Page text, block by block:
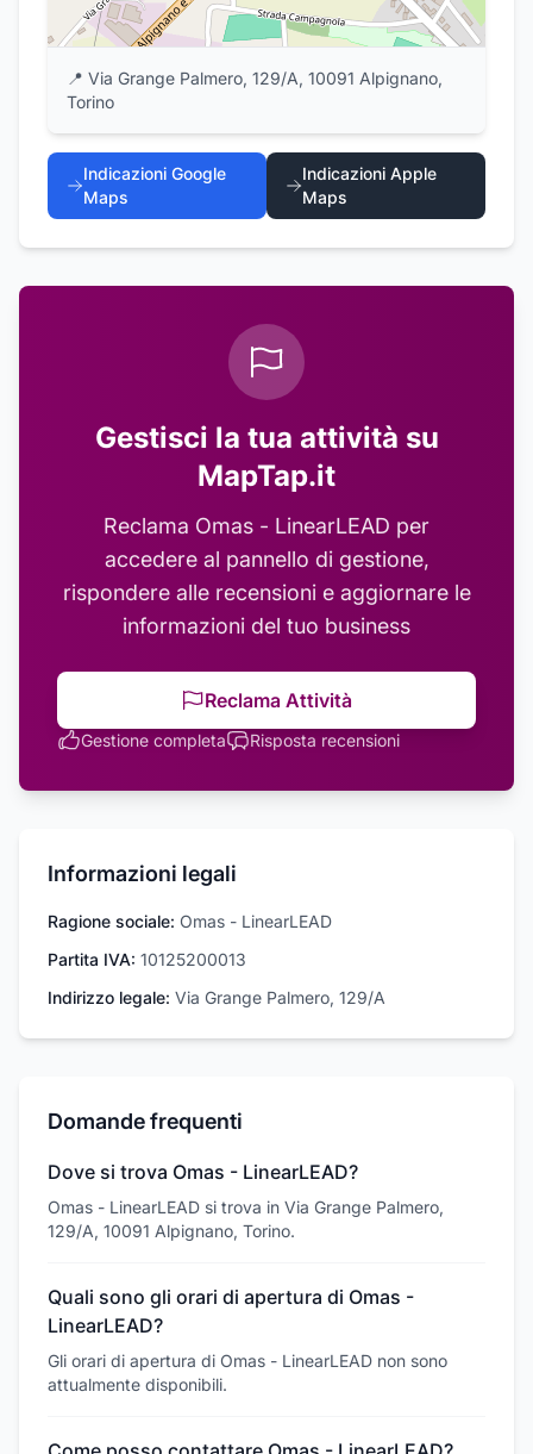
📍 Via Grange Palmero, 129/A, 10091 Alpignano,
Torino
Indicazioni Google
Maps
Indicazioni Apple
Maps
Gestisci la tua attività su
MapTap.it
Reclama Omas - LinearLEAD per
accedere al pannello di gestione,
rispondere alle recensioni e aggiornare le
informazioni del tuo business
Reclama Attività
Gestione completa Risposta recensioni
Informazioni legali
Ragione sociale: Omas - LinearLEAD
Partita IVA: 10125200013
Indirizzo legale: Via Grange Palmero, 129/A
Domande frequenti
Dove si trova Omas - LinearLEAD?
Omas - LinearLEAD si trova in Via Grange Palmero,
129/A, 10091 Alpignano, Torino.
Quali sono gli orari di apertura di Omas -
LinearLEAD?
Gli orari di apertura di Omas - LinearLEAD non sono
attualmente disponibili.